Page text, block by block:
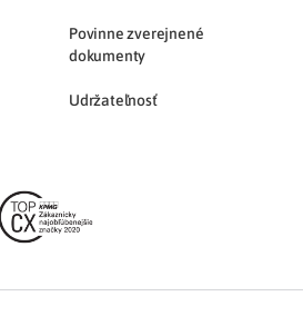
Povinne zverejnené
dokumenty
Udržateľnosť